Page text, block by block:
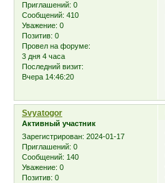
Приглашений: 0
Сообщений: 410
Уважение: 0
Позитив: 0
Провел на форуме:
3 дня 4 часа
Последний визит:
Вчера 14:46:20
Svyatogor
Активный участник
Зарегистрирован: 2024-01-17
Приглашений: 0
Сообщений: 140
Уважение: 0
Позитив: 0